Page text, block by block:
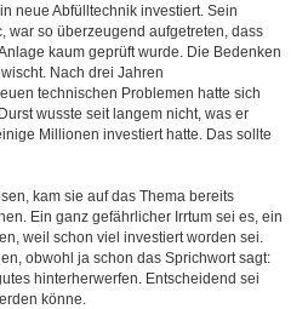
neue Abfülltechnik investiert. Sein
war so überzeugend aufgetreten, dass
kaum geprüft wurde. Die Bedenken
Nach drei Jahren
technischen Problemen hatte sich
wusste seit langem nicht, was er
Millionen investiert hatte. Das sollte
kam sie auf das Thema bereits
Ein ganz gefährlicher Irrtum sei es, ein
weil schon viel investiert worden sei.
obwohl ja schon das Sprichwort sagt:
hinterherwerfen. Entscheidend sei
könne.